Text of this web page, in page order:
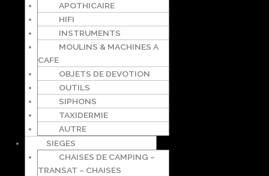
APOTHICAIRE
HIFI
INSTRUMENTS
MOULINS & MACHINES A
CAFE
OBJETS DE DEVOTION
OUTILS
SIPHONS
TAXIDERMIE
AUTRE
SIEGES
CHAISES DE CAMPING –
TRANSAT – CHAISES